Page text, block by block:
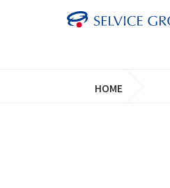
HOME